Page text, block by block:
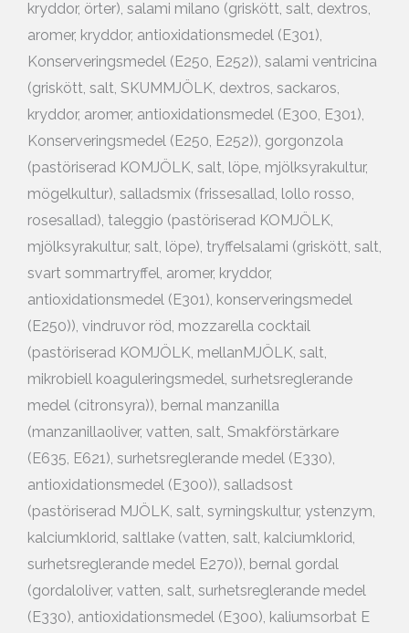
kryddor, örter), salami milano (griskött, salt, dextros,
aromer, kryddor, antioxidationsmedel (E301),
Konserveringsmedel (E250, E252)), salami ventricina
(griskött, salt, SKUMMJÖLK, dextros, sackaros,
kryddor, aromer, antioxidationsmedel (E300, E301),
Konserveringsmedel (E250, E252)), gorgonzola
(pastöriserad KOMJÖLK, salt, löpe, mjölksyrakultur,
mögelkultur), salladsmix (frissesallad, lollo rosso,
rosesallad), taleggio (pastöriserad KOMJÖLK,
mjölksyrakultur, salt, löpe), tryffelsalami (griskött, salt,
svart sommartryffel, aromer, kryddor,
antioxidationsmedel (E301), konserveringsmedel
(E250)), vindruvor röd, mozzarella cocktail
(pastöriserad KOMJÖLK, mellanMJÖLK, salt,
mikrobiell koaguleringsmedel, surhetsreglerande
medel (citronsyra)), bernal manzanilla
(manzanillaoliver, vatten, salt, Smakförstärkare
(E635, E621), surhetsreglerande medel (E330),
antioxidationsmedel (E300)), salladsost
(pastöriserad MJÖLK, salt, syrningskultur, ystenzym,
kalciumklorid, saltlake (vatten, salt, kalciumklorid,
surhetsreglerande medel E270)), bernal gordal
(gordaloliver, vatten, salt, surhetsreglerande medel
(E330), antioxidationsmedel (E300), kaliumsorbat E